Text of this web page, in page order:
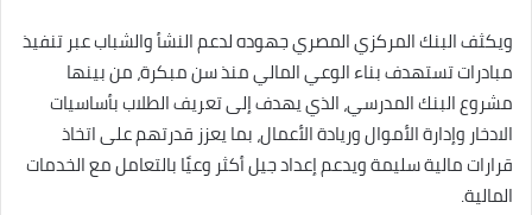
ويكثف البنك المركزي المصري جهوده لدعم النشأ والشباب عبر تنفيذ
مبادرات تستهدف بناء الوعي المالي منذ سن مبكرة، من بينها
مشروع البنك المدرسي، الذي يهدف إلى تعريف الطلاب بأساسيات
الادخار وإدارة الأموال وريادة الأعمال، بما يعزز قدرتهم على اتخاذ
قرارات مالية سليمة ويدعم إعداد جيل أكثر وعيًا بالتعامل مع الخدمات
المالية.